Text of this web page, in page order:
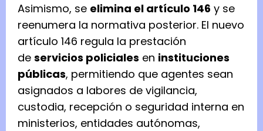
Asimismo, se elimina el artículo 146 y se
reenumera la normativa posterior. El nuevo
artículo 146 regula la prestación
de servicios policiales en instituciones
públicas, permitiendo que agentes sean
asignados a labores de vigilancia,
custodia, recepción o seguridad interna en
ministerios, entidades autónomas,